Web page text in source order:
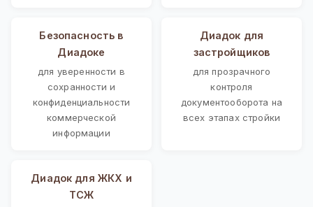
Безопасность в
Диадоке
для уверенности в
сохранности и
конфиденциальности
коммерческой
информации
Диадок для
застройщиков
для прозрачного
контроля
документооборота на
всех этапах стройки
Диадок для ЖКХ и
ТСЖ